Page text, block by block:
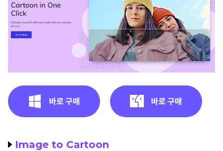
Image to Cartoon